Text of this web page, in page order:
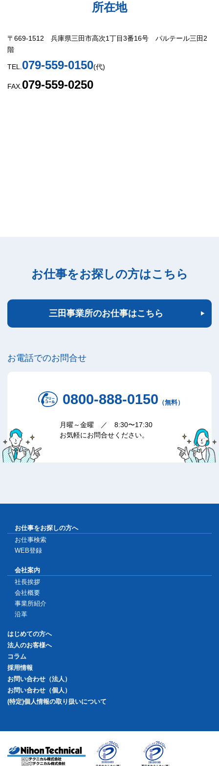
所在地
〒669-1512 兵庫県三田市高次1丁目3番16号 パルテール三田2
階
TEL. 079-559-0150(代)
FAX. 079-559-0250
お仕事をお探しの方はこちら
三田事業所のお仕事はこちら
お電話でのお問合せ
0800-888-0150 （無料）
月曜～金曜 ／ 8:30〜17:30
お気軽にお問合せください。
お仕事をお探しの方へ
お仕事検索
WEB登録
会社案内
社長挨拶
会社概要
事業所紹介
沿革
はじめての方へ
法人のお客様へ
コラム
採用情報
お問い合わせ（法人）
お問い合わせ（個人）
(特定)個人情報の取り扱いについて